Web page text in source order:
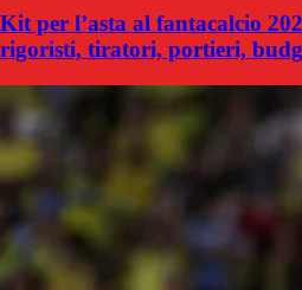
Kit per l’asta al fantacalcio
rigoristi, tiratori, portieri,